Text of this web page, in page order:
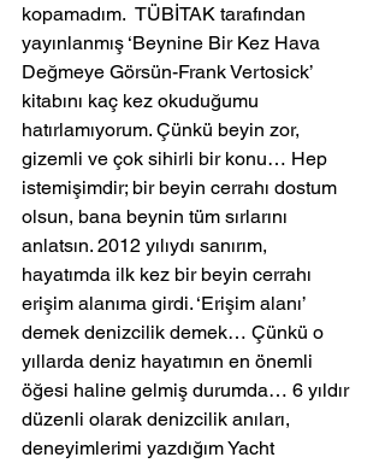
kopamadım.  TÜBİTAK tarafından
yayınlanmış ‘Beynine Bir Kez Hava
Değmeye Görsün-Frank Vertosick’
kitabını kaç kez okuduğumu
hatırlamıyorum. Çünkü beyin zor,
gizemli ve çok sihirli bir konu… Hep
istemişimdir; bir beyin cerrahı dostum
olsun, bana beynin tüm sırlarını
anlatsın. 2012 yılıydı sanırım,
hayatımda ilk kez bir beyin cerrahı
erişim alanıma girdi. ‘Erişim alanı’
demek denizcilik demek… Çünkü o
yıllarda deniz hayatımın en önemli
öğesi haline gelmiş durumda… 6 yıldır
düzenli olarak denizcilik anıları,
deneyimlerimi yazdığım Yacht